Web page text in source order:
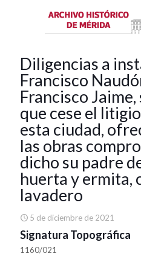
Diligencias a
Francisco
Francisco
que cese el
esta ciudad,
las obras
dicho su padre
huerta y ermita,
lavadero
5 de diciembre de 2021
Signatura Topográfica
1160/021